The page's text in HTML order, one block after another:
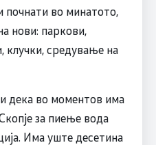
почнати во минатото,
нови: паркови,
клучки, средување на
дека во моментов има
за пиење вода
Има уште десетина